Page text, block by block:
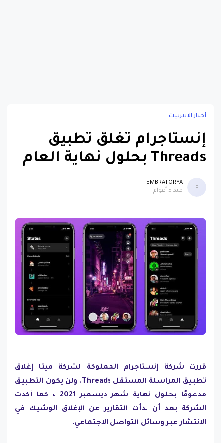
أخبار الانترنيت
إنستاجرام تغلق تطبيق
Threads بحلول نهاية العام
E
EMBRATORYA
منذ 5 أعوام
قررت شركة إنستاجرام المملوكة لشركة ميتا إغلاق
تطبيق المراسلة المستقل Threads. ولن يكون التطبيق
مدعومًا بحلول نهاية شهر ديسمبر 2021 ، كما أكدت
الشركة بعد أن بدأت التقارير عن الإغلاق الوشيك في
الانتشار عبر وسائل التواصل الاجتماعي.